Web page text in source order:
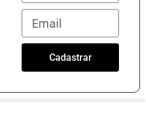
Cadastrar